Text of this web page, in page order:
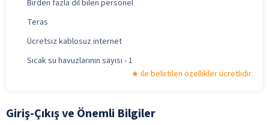
Birden fazla dil bilen personel
Teras
Ücretsiz kablosuz internet
Sıcak su havuzlarının sayısı - 1
ile belirtilen özellikler ücretlidir.
Giriş-Çıkış ve Önemli Bilgiler